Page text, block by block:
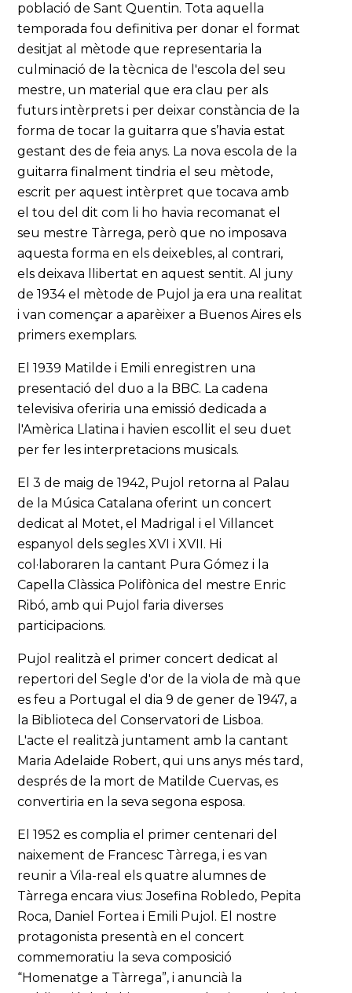
població de Sant Quentin. Tota aquella
temporada fou definitiva per donar el format
desitjat al mètode que representaria la
culminació de la tècnica de l'escola del seu
mestre, un material que era clau per als
futurs intèrprets i per deixar constància de la
forma de tocar la guitarra que s’havia estat
gestant des de feia anys. La nova escola de la
guitarra finalment tindria el seu mètode,
escrit per aquest intèrpret que tocava amb
el tou del dit com li ho havia recomanat el
seu mestre Tàrrega, però que no imposava
aquesta forma en els deixebles, al contrari,
els deixava llibertat en aquest sentit. Al juny
de 1934 el mètode de Pujol ja era una realitat
i van començar a aparèixer a Buenos Aires els
primers exemplars.
El 1939 Matilde i Emili enregistren una
presentació del duo a la BBC. La cadena
televisiva oferiria una emissió dedicada a
l'Amèrica Llatina i havien escollit el seu duet
per fer les interpretacions musicals.
El 3 de maig de 1942, Pujol retorna al Palau
de la Música Catalana oferint un concert
dedicat al Motet, el Madrigal i el Villancet
espanyol dels segles XVI i XVII. Hi
col·laboraren la cantant Pura Gómez i la
Capella Clàssica Polifònica del mestre Enric
Ribó, amb qui Pujol faria diverses
participacions.
Pujol realitzà el primer concert dedicat al
repertori del Segle d'or de la viola de mà que
es feu a Portugal el dia 9 de gener de 1947, a
la Biblioteca del Conservatori de Lisboa.
L'acte el realitzà juntament amb la cantant
Maria Adelaide Robert, qui uns anys més tard,
després de la mort de Matilde Cuervas, es
convertiria en la seva segona esposa.
El 1952 es complia el primer centenari del
naixement de Francesc Tàrrega, i es van
reunir a Vila-real els quatre alumnes de
Tàrrega encara vius: Josefina Robledo, Pepita
Roca, Daniel Fortea i Emili Pujol. El nostre
protagonista presentà en el concert
commemoratiu la seva composició
“Homenatge a Tàrrega”, i anuncià la